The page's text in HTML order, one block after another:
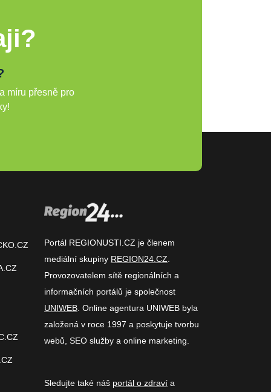
míru přesně pro
Portál REGIONUSTI.CZ je členem
mediální skupiny REGION24.CZ
Provozovatelem sítě regionálních a
informačních portálů je společnost
UNIWEB . Online agentura UNIWEB byla
založená v roce 1997 a poskytuje tvorbu
webů, SEO služby a online marketing.
Sledujte také náš portál o zdraví a